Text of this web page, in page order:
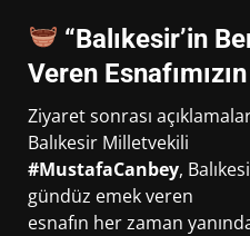
“Balıkesir’in
Veren
Ziyaret sonrası
Balıkesir Milletvekili
#MustafaCanbey,
gündüz emek veren
esnafın her zaman